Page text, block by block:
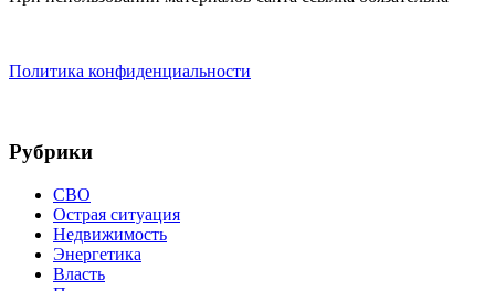
Политика конфиденциальности
Рубрики
СВО
Острая ситуация
Недвижимость
Энергетика
Власть